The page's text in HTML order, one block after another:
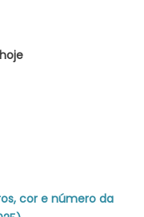
cor e número da